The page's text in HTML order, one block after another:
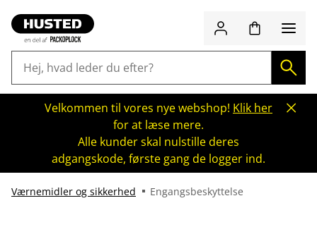
Velkommen til vores nye webshop! Klik her
for at læse mere.
Alle kunder skal nulstille deres
adgangskode, første gang de logger ind.
Værnemidler og sikkerhed Engangsbeskyttelse